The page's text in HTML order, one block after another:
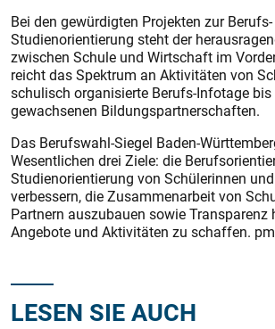
Bei den gewürdigten Projekten zur
Studienorientierung steht der
zwischen Schule und Wirtschaft im
reicht das Spektrum an Aktivitäten von
schulisch organisierte Berufs-Infotage bis
gewachsenen Bildungspartnerschaften.
Das Berufswahl-Siegel Baden-
Wesentlichen drei Ziele: die
Studienorientierung von Schülerinnen
verbessern, die Zusammenarbeit von
Partnern auszubauen sowie
Angebote und Aktivitäten zu schaffen. pm
LESEN SIE AUCH